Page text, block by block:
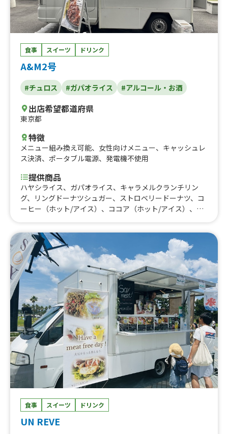
食事 スイーツ ドリンク
A&M2号
#チュロス #ガパオライス #アルコール・お酒
出店希望都道府県
東京都
特徴
メニュー組み換え可能、 女性向けメニュー、 キャッシュレ
ス決済、 ポータブル電源、 発電機不使用
提供商品
ハヤシライス、ガパオライス、キャラメルクランチリン
グ、リングドーナツシュガー、ストロベリードーナツ、コ
ーヒー（ホット/アイス）、ココア（ホット/アイス）、ソ
食事 スイーツ ドリンク
UN REVE